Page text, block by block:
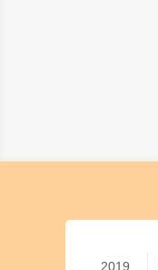
2019